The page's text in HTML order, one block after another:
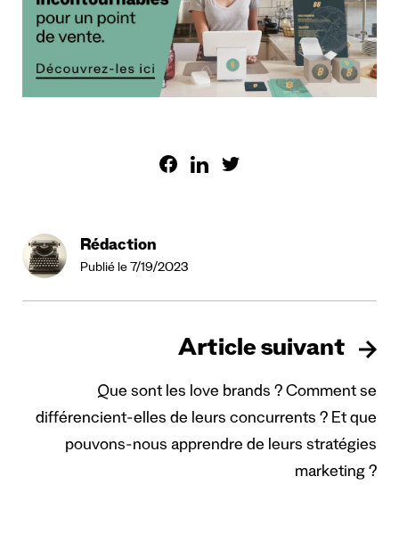
Rédaction
Publié le 7/19/2023
Article suivant
Que sont les love brands ? Comment se
différencient-elles de leurs concurrents ? Et que
pouvons-nous apprendre de leurs stratégies
marketing ?